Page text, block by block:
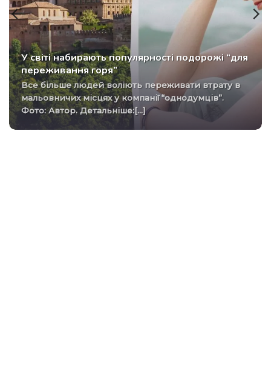
У світі набирають популярності подорожі “для
переживання горя”
Все більше людей воліють переживати втрату в
мальовничих місцях у компанії “однодумців”.
Фото: Автор. Детальніше:[...]